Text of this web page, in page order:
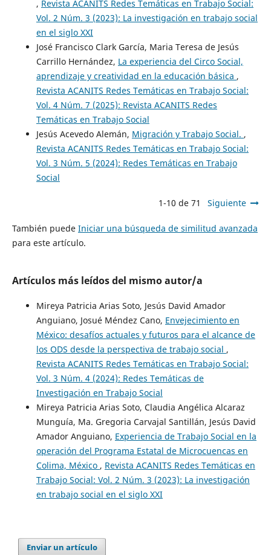
, Revista ACANITS Redes Temáticas en Trabajo Social:
Vol. 2 Núm. 3 (2023): La investigación en trabajo social
en el siglo XXI
José Francisco Clark García, Maria Teresa de Jesús
Carrillo Hernández, La experiencia del Circo Social,
aprendizaje y creatividad en la educación básica ,
Revista ACANITS Redes Temáticas en Trabajo Social:
Vol. 4 Núm. 7 (2025): Revista ACANITS Redes
Temáticas en Trabajo Social
Jesús Acevedo Alemán, Migración y Trabajo Social. ,
Revista ACANITS Redes Temáticas en Trabajo Social:
Vol. 3 Núm. 5 (2024): Redes Temáticas en Trabajo
Social
1-10 de 71 Siguiente
También puede Iniciar una búsqueda de similitud avanzada
para este artículo.
Artículos más leídos del mismo autor/a
Mireya Patricia Arias Soto, Jesús David Amador
Anguiano, Josué Méndez Cano, Envejecimiento en
México: desafíos actuales y futuros para el alcance de
los ODS desde la perspectiva de trabajo social ,
Revista ACANITS Redes Temáticas en Trabajo Social:
Vol. 3 Núm. 4 (2024): Redes Temáticas de
Investigación en Trabajo Social
Mireya Patricia Arias Soto, Claudia Angélica Alcaraz
Munguía, Ma. Gregoria Carvajal Santillán, Jesús David
Amador Anguiano, Experiencia de Trabajo Social en la
operación del Programa Estatal de Microcuencas en
Colima, México , Revista ACANITS Redes Temáticas en
Trabajo Social: Vol. 2 Núm. 3 (2023): La investigación
en trabajo social en el siglo XXI
Enviar un artículo